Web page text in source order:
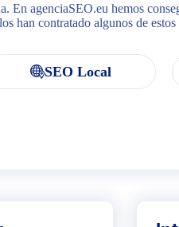
En agenciaSEO.eu hemos
han contratado algunos de
SEO Local